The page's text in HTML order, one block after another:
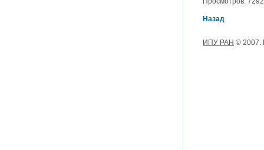
Назад
ИПУ РАН © 2007.